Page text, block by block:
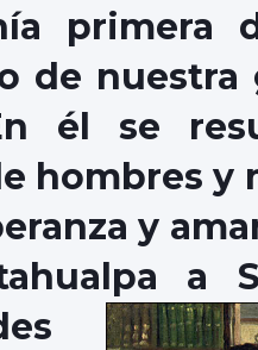
primera
de nuestra
él se
hombres y
y
a